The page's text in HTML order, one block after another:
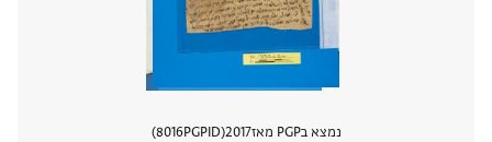
נמצא בPGP מאז 2017
PGPID
8016